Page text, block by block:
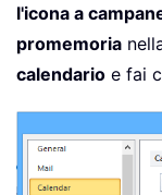
l'icona a
promemoria
calendario e fai